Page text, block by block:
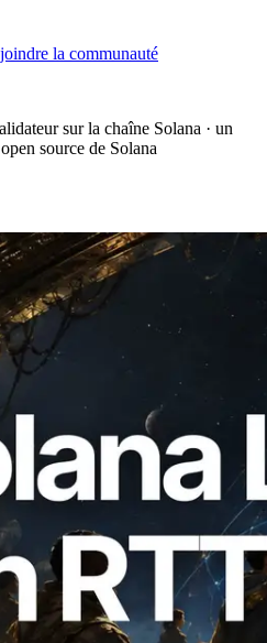
la communauté
sur la chaîne Solana · un
source de Solana
Leader Slot
depuis 7 régions
lancée